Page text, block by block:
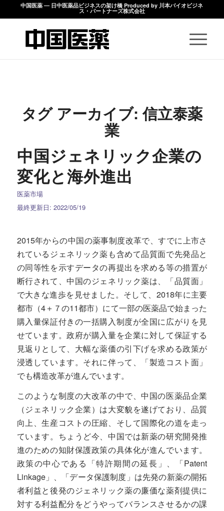
中国医薬 ― 日中医薬品ビジネスの架け橋 Produced by 川本バイオビジネ
ス・パートナーズ株式会社
タグ アーカイブ:信立泰薬
業
中国ジェネリック企業の
変化と海外進出
医薬市場
最終更新日: 2022/05/19
2015年からの中国の薬事制度改革で、すでに上市さ
れているジェネリック薬も含めて品質面で先発品と
の同等性を示すデータの再提出を求める等の措置が
断行されて、中国のジェネリック薬は、「品質面」
で大きな進歩を見せました。そして、2018年に主要
都市（4＋７の11都市）にて一部の医薬品で始まった
購入量保証付きの一括購入制度が全国に広がりを見
せています。政府が購入量を企業に対して保証する
見返りとして、大幅な薬価の引下げを求める政策が
浸透しています。それに伴って、「製造コスト面」
でも構造改革が進んでいます。
このような制度の大改革の中で、中国の医薬品企業
（ジェネリック企業）は大変貌を遂げており、品質
向上、生産コストの圧縮、そして国際化の道を走っ
ています。ちょうど今、中国では新薬の研究開発推
進のための知財保護政策の具体化が進んでいます。
政策の中心である「特許期間の延長」、「Patent
Linkage」、「データ保護制度」は先発の新薬の開拓
者利益と後発のジェネリック薬の廉価な薬剤提供に
対する利益配分をどうやってバランスさせるかの課